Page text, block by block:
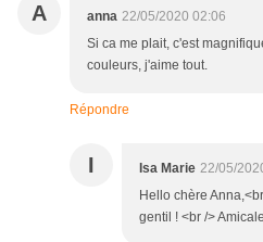
A anna 22/05/2020 02:06
Si ca me plait, c'est
couleurs, j'aime tout.
Répondre
I Isa Marie 22/05/
Hello chère
gentil ! <br />